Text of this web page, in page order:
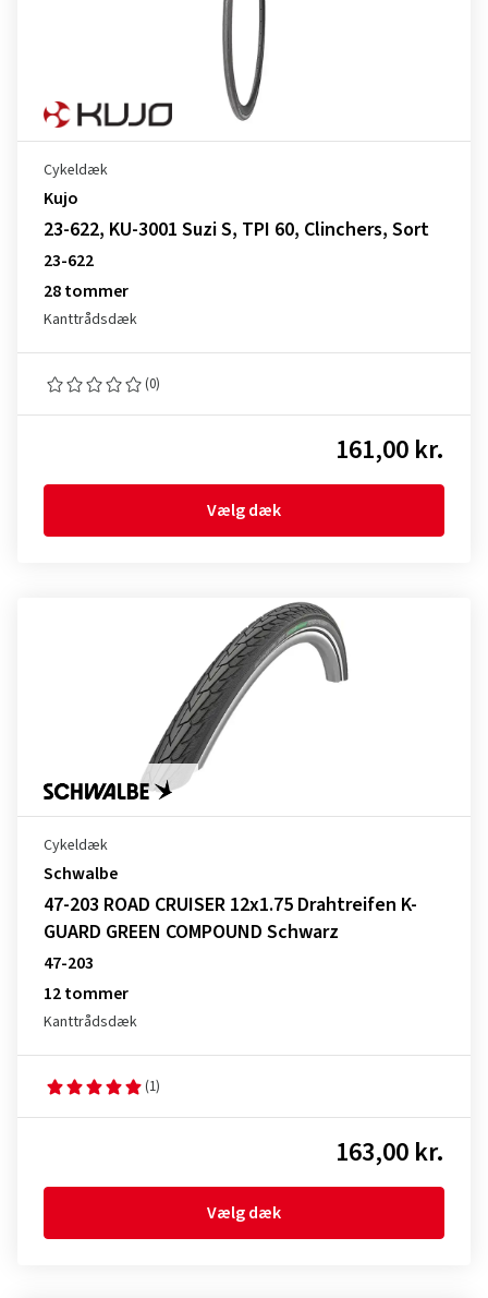
Cykeldæk
Kujo
23-622, KU-3001 Suzi S, TPI 60, Clinchers, Sort
23-622
28 tommer
Kanttrådsdæk
(0)
161,00 kr.
Vælg dæk
Cykeldæk
Schwalbe
47-203 ROAD CRUISER 12x1.75 Drahtreifen K-
GUARD GREEN COMPOUND Schwarz
47-203
12 tommer
Kanttrådsdæk
(1)
163,00 kr.
Vælg dæk